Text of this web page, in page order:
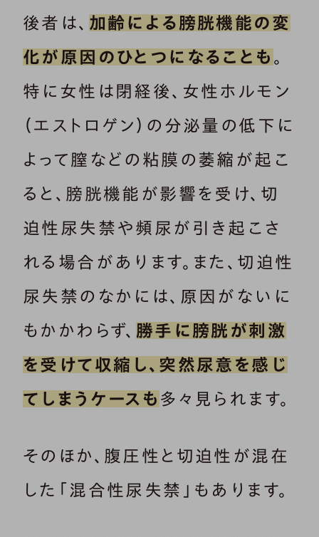
後者は、 加齢による膀胱機能の変
化が原因のひとつになることも 。
特に女性は閉経後、女性ホルモン
（エストロゲン）の分泌量の低下に
よって膣などの粘膜の萎縮が起こ
ると、膀胱機能が影響を受け、切
迫性尿失禁や頻尿が引き起こさ
れる場合があります。また、切迫性
尿失禁のなかには、原因がないに
もかかわらず、 勝手に膀胱が刺激
を受けて収縮し、突然尿意を感じ
てしまうケースも 多々見られます。
そのほか、腹圧性と切迫性が混在
した「混合性尿失禁」もあります。